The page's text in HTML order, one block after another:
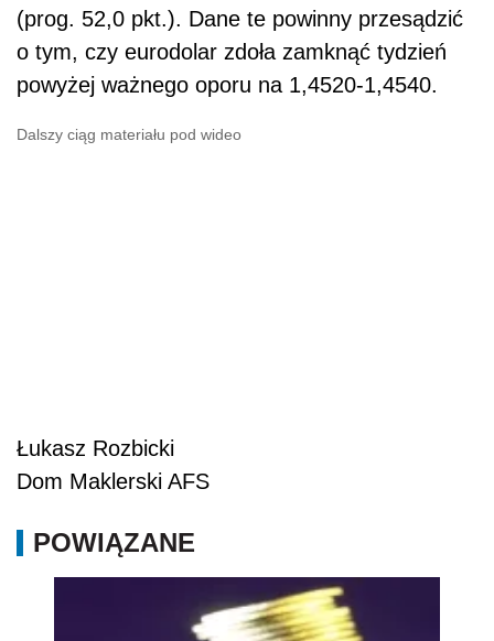
(prog. 52,0 pkt.). Dane te powinny przesądzić
o tym, czy eurodolar zdoła zamknąć tydzień
powyżej ważnego oporu na 1,4520-1,4540.
Dalszy ciąg materiału pod wideo
Łukasz Rozbicki
Dom Maklerski AFS
POWIĄZANE